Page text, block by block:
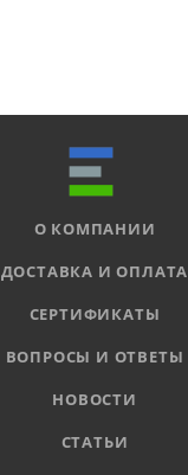
О КОМПАНИИ
ДОСТАВКА И ОПЛАТА
СЕРТИФИКАТЫ
ВОПРОСЫ И ОТВЕТЫ
НОВОСТИ
СТАТЬИ